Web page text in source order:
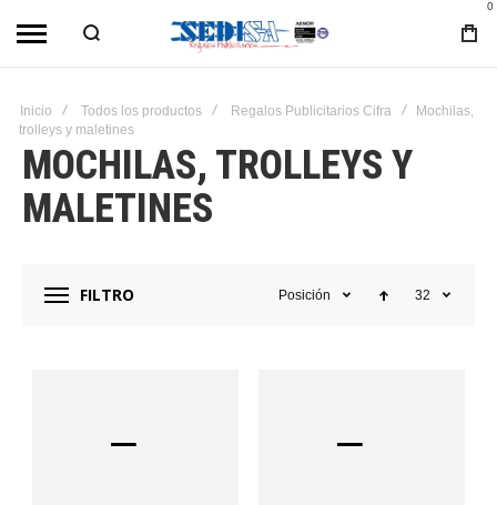
0
Inicio Todos los productos Regalos Publicitarios Cifra
Mochilas,
trolleys y maletines
MOCHILAS, TROLLEYS Y
MALETINES
FILTRO Posición 32